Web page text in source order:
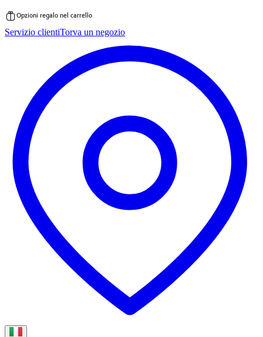
al
Opzioni regalo nel carrello
Servizio clientiTorva un negozio